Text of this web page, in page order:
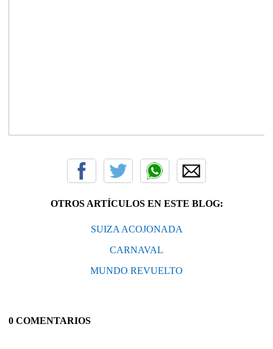
OTROS ARTÍCULOS EN ESTE BLOG:
SUIZA ACOJONADA
CARNAVAL
MUNDO REVUELTO
0 COMENTARIOS